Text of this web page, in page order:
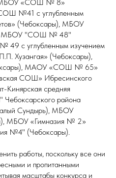
МБОУ «СОШ № 8»
№41 с углубленным
(Чебоксары), МБОУ
МБОУ "СОШ № 48"
с углубленным изучением
Хузангая» (Чебоксары),
МАОУ «СОШ № 65»
СОШ» Ибресинского
средняя
Чебоксарского района
Сундырь), МБОУ
МБОУ «Гимназия № 2»
№4" (Чебоксары).
работы, поскольку все они
и пропитанными
масштабы конкурса и